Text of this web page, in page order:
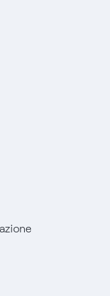
Fibra